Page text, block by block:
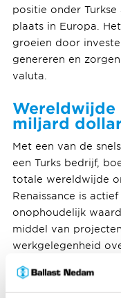
positie onder
plaats in Europa.
groeien door
genereren en
valuta.
Wereldwijde
miljard
Met een van de
een Turks bedrijf,
totale wereldwijde
Renaissance is
onophoudelijk
middel van
werkgelegenheid
Rönesans Holding,
hoofdaannemer en